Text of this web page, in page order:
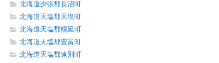
北海道夕張郡長沼町
北海道天塩郡天塩町
北海道天塩郡幌延町
北海道天塩郡豊富町
北海道天塩郡遠別町